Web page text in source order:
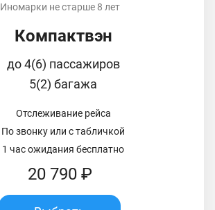
Иномарки не старше 8 лет
Компактвэн
до 4(6) пассажиров
5(2) багажа
Отслеживание рейса
По звонку или с табличкой
1 час ожидания бесплатно
20 790 ₽